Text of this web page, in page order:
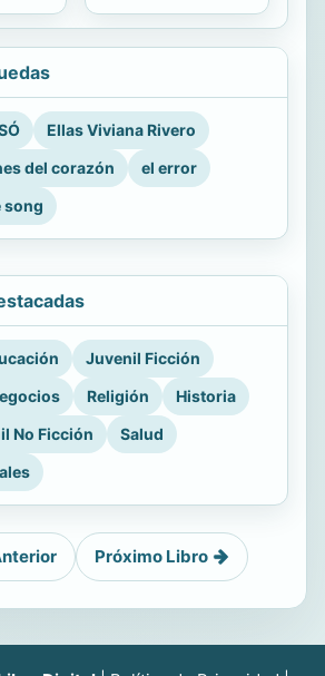
Ellas Viviana Rivero
del corazón
el error
song
Juvenil Ficción
Religión
Historia
No Ficción
Salud
Próximo Libro